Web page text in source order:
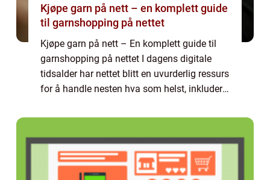
Kjøpe garn på nett – en komplett guide
til garnshopping på nettet
Kjøpe garn på nett – En komplett guide til
garnshopping på nettet I dagens digitale
tidsalder har nettet blitt en uvurderlig ressurs
for å handle nesten hva som helst, inkludert
mer populært blant hob...